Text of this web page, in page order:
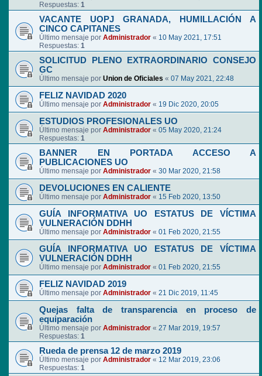
Respuestas: 1
VACANTE UOPJ GRANADA, HUMILLACIÓN A
CINCO CAPITANES
Último mensaje por Administrador « 10 May 2021, 17:51
Respuestas: 1
SOLICITUD PLENO EXTRAORDINARIO CONSEJO
GC
Último mensaje por Union de Oficiales « 07 May 2021, 22:48
FELIZ NAVIDAD 2020
Último mensaje por Administrador « 19 Dic 2020, 20:05
ESTUDIOS PROFESIONALES UO
Último mensaje por Administrador « 05 May 2020, 21:24
Respuestas: 1
BANNER EN PORTADA ACCESO A
PUBLICACIONES UO
Último mensaje por Administrador « 30 Mar 2020, 21:58
DEVOLUCIONES EN CALIENTE
Último mensaje por Administrador « 15 Feb 2020, 13:50
GUÍA INFORMATIVA UO ESTATUS DE VÍCTIMA
VULNERACIÓN DDHH
Último mensaje por Administrador « 01 Feb 2020, 21:55
GUÍA INFORMATIVA UO ESTATUS DE VÍCTIMA
VULNERACIÓN DDHH
Último mensaje por Administrador « 01 Feb 2020, 21:55
FELIZ NAVIDAD 2019
Último mensaje por Administrador « 21 Dic 2019, 11:45
Quejas falta de transparencia en proceso de
equiparación
Último mensaje por Administrador « 27 Mar 2019, 19:57
Respuestas: 1
Rueda de prensa 12 de marzo 2019
Último mensaje por Administrador « 12 Mar 2019, 23:06
Respuestas: 1